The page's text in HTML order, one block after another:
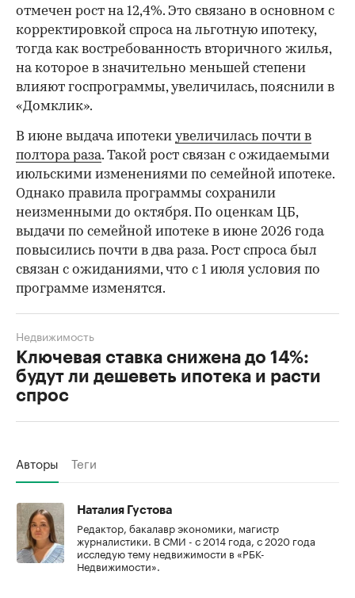
отмечен рост на 12,4%. Это связано в основном с
корректировкой спроса на льготную ипотеку,
тогда как востребованность вторичного жилья,
на которое в значительно меньшей степени
влияют госпрограммы, увеличилась, пояснили в
«Домклик».
В июне выдача ипотеки увеличилась почти в
полтора раза. Такой рост связан с ожидаемыми
июльскими изменениями по семейной ипотеке.
Однако правила программы сохранили
неизменными до октября. По оценкам ЦБ,
выдачи по семейной ипотеке в июне 2026 года
повысились почти в два раза. Рост спроса был
связан с ожиданиями, что с 1 июля условия по
программе изменятся.
Ключевая ставка снижена до 14%:
будут ли дешеветь ипотека и расти
спрос
Недвижимость
Авторы Теги
Наталия Густова
Редактор, бакалавр экономики, магистр
журналистики. В СМИ - с 2014 года, с 2020 года
исследую тему недвижимости в «РБК-
Недвижимости».